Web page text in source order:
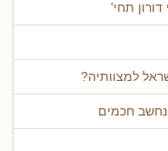
תחי'
למצוותיה?
חכמים